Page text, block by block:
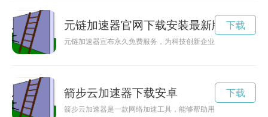
元链加速器官网下载安装最新版
元链加速器宣布永久免费服务，为科技创新企业提供更强大的
下载
箭步云加速器下载安卓
箭步云加速器是一款网络加速工具，能够帮助用户稳定快速地
下载